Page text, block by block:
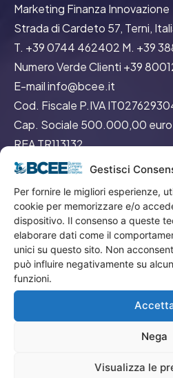
Gestisci
Per fornire le migliori esperienze,
cookie per memorizzare e/o
dispositivo. Il consenso a queste
elaborare dati come il
unici su questo sito. Non
può influire negativamente su
funzioni.
Nega
Visualizza le
Marketing Finanza Innovazione
Strada di Cardeto 57, Terni,
T. +39 0744 462402 M. +39
Numero Verde Clienti +39
E-mail info@bcee.it
Cod. Fiscale P.IVA
Cap. Sociale 500.000,00 euro
REA TR113132
GO
Menù
Privacy
Iscrizione Newsletter